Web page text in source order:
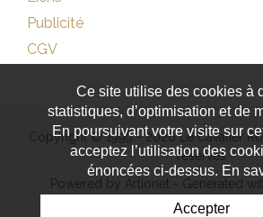
Publicité
CGV
Copyright © 1999 - 2026 Le Cavalier
réservés
Powered by Artionet - Generated
Ce site utilise des cookies à
statistiques, d’optimisation et de
En poursuivant votre visite sur
acceptez l’utilisation des
énoncées ci-dessus. En
Accepter